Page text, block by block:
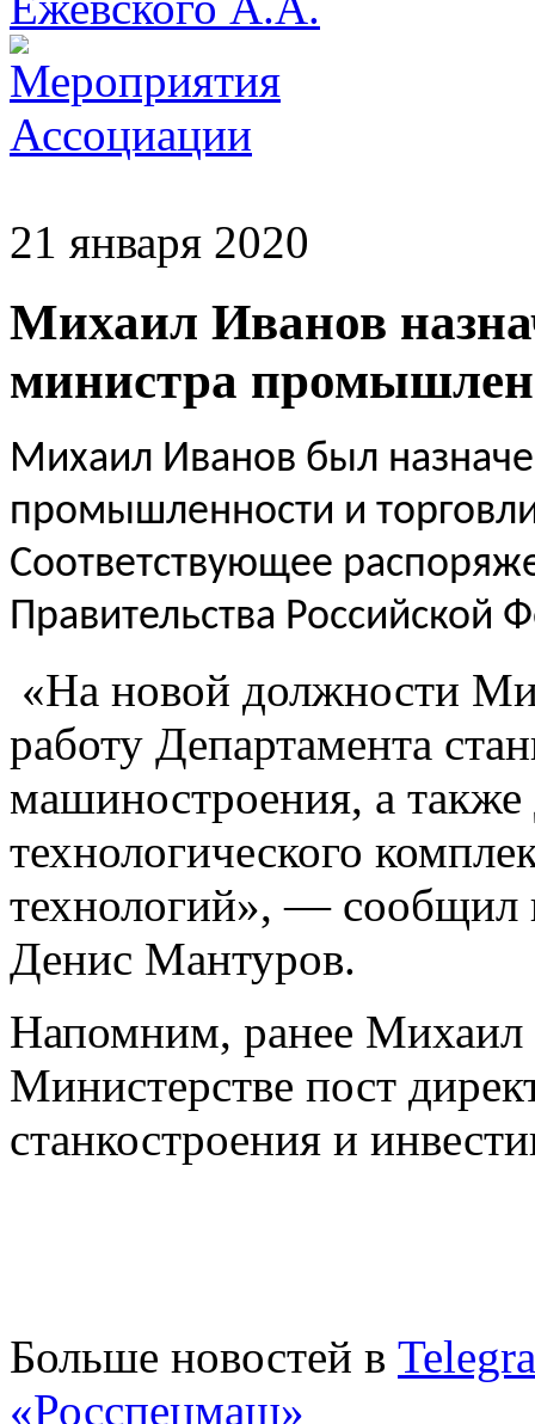
21 января 2020
Михаил Иванов
министра
Михаил Иванов был
промышленности и
Соответствующее
Правительства
«На новой должности
работу Департамента
машиностроения, а
технологического
технологий», — сообщил
Денис Мантуров.
Напомним, ранее Михаил
Министерстве пост
станкостроения и
Больше новостей в
«Росспецмаш»